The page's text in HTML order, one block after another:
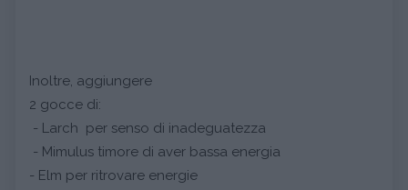
Inoltre, aggiungere
2 gocce di:
- Larch per senso di inadeguatezza
- Mimulus timore di aver bassa energia
- Elm per ritrovare energie